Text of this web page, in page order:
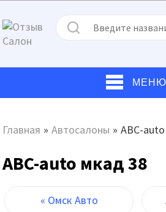
МЕНЮ
Главная » Автосалоны » ABC-
ABC-auto мкад 38
« Омск Авто